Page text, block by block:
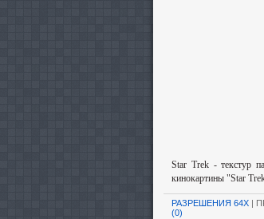
Star Trek - текстур
кинокартины "Star
РАЗРЕШЕНИЯ 64X |
(0)